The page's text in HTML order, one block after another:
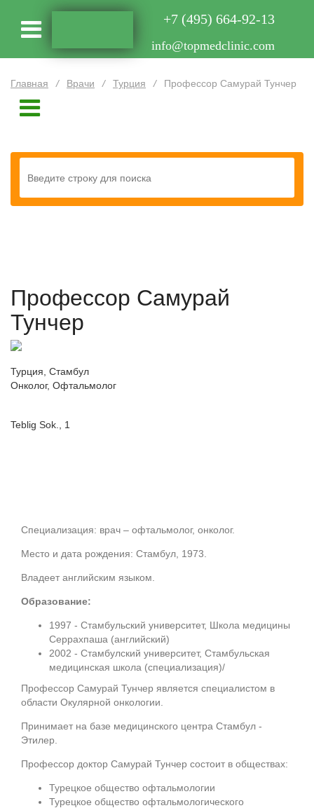
+7 (495) 664-92-13
info@topmedclinic.com
Главная / Врачи / Турция / Профессор Самурай Тунчер
Профессор Самурай
Тунчер
Турция, Стамбул
Онколог, Офтальмолог
Teblig Sok., 1
Специализация: врач – офтальмолог, онколог.
Место и дата рождения: Стамбул, 1973.
Владеет английским языком.
Образование:
1997 - Стамбульский университет, Школа медицины
Серрахпаша (английский)
2002 - Стамбулский университет, Стамбульская
медицинская школа (специализация)/
Профессор Самурай Тунчер является специалистом в
области Окулярной онкологии.
Принимает на базе медицинского центра Стамбул -
Этилер.
Профессор доктор Самурай Тунчер состоит в обществах:
Турецкое общество офтальмологии
Турецкое общество офтальмологического